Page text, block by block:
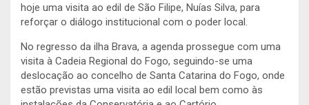
hoje uma visita ao edil de São Filipe, Nuías Silva, para
reforçar o diálogo institucional com o poder local.
No regresso da ilha Brava, a agenda prossegue com uma
visita à Cadeia Regional do Fogo, seguindo-se uma
deslocação ao concelho de Santa Catarina do Fogo, onde
estão previstas uma visita ao edil local bem como às